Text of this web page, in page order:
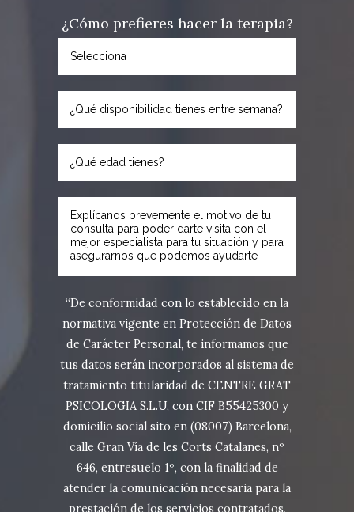
¿Cómo prefieres hacer la terapia?
“De conformidad con lo establecido en la
normativa vigente en Protección de Datos
de Carácter Personal, te informamos que
tus datos serán incorporados al sistema de
tratamiento titularidad de CENTRE GRAT
PSICOLOGIA S.L.U, con CIF B55425300 y
domicilio social sito en (08007) Barcelona,
calle Gran Vía de les Corts Catalanes, nº
646, entresuelo 1º, con la finalidad de
atender la comunicación necesaria para la
prestación de los servicios contratados,